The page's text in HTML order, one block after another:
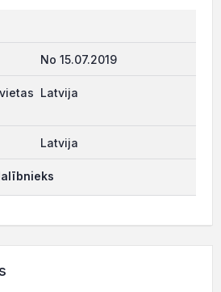
No 15.07.2019
Latvija
Latvija